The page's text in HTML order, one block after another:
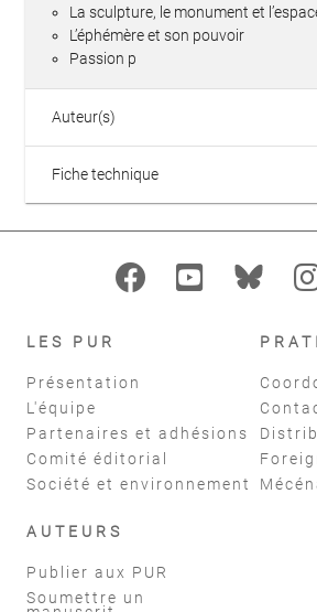
La sculpture, le monument et
L’éphémère et son pouvoir
Passion p
Auteur(s)
Fiche technique
LES PUR
Présentation
L'équipe
Partenaires et adhésions
Comité éditorial
Société et environnement
AUTEURS
Publier aux PUR
Soumettre un